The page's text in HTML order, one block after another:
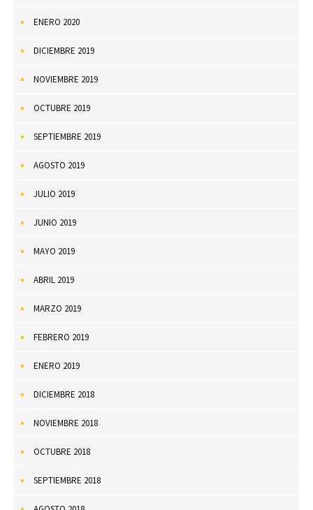
ENERO 2020
DICIEMBRE 2019
NOVIEMBRE 2019
OCTUBRE 2019
SEPTIEMBRE 2019
AGOSTO 2019
JULIO 2019
JUNIO 2019
MAYO 2019
ABRIL 2019
MARZO 2019
FEBRERO 2019
ENERO 2019
DICIEMBRE 2018
NOVIEMBRE 2018
OCTUBRE 2018
SEPTIEMBRE 2018